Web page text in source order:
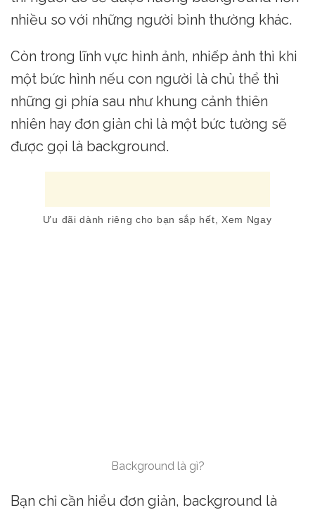
nhiều so với những người bình thường khác.
Còn trong lĩnh vực hình ảnh, nhiếp ảnh thì khi
một bức hình nếu con người là chủ thể thì
những gì phía sau như khung cảnh thiên
nhiên hay đơn giản chỉ là một bức tường sẽ
được gọi là background.
Ưu đãi dành riêng cho bạn sắp hết, Xem Ngay
Background là gì?
Bạn chỉ cần hiểu đơn giản, background là